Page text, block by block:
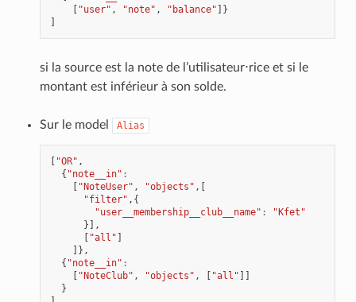
[ "user" , "note" , "balance" ]}
]
si la source est la note de l’utilisateur⋅rice et si le
montant est inférieur à son solde.
Sur le model Alias
[ "OR" ,
{ "note__in" :
[ "NoteUser" , "objects" ,[
"filter" ,{
"user__membership__club__name" :
"Kfet"
}],
[ "all" ]
]},
{ "note__in" :
[ "NoteClub" , "objects" , [ "all" ]]
}